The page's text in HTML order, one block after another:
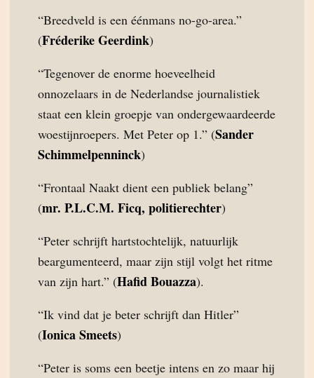
“Breedveld is een éénmans no-go-area.”
(Fréderike Geerdink)
“Tegenover de enorme hoeveelheid
onnozelaars in de Nederlandse journalistiek
staat een klein groepje van ondergewaardeerde
woestijnroepers. Met Peter op 1.” (Sander
Schimmelpenninck)
“Frontaal Naakt dient een publiek belang”
(mr. P.L.C.M. Ficq, politierechter)
“Peter schrijft hartstochtelijk, natuurlijk
beargumenteerd, maar zijn stijl volgt het ritme
van zijn hart.” (Hafid Bouazza).
“Ik vind dat je beter schrijft dan Hitler”
(Ionica Smeets)
“Peter is soms een beetje intens en zo maar hij